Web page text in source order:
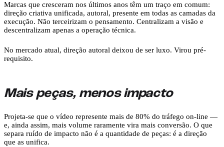
Marcas que cresceram nos últimos anos têm um traço em comum:
direção criativa unificada, autoral, presente em todas as camadas da
execução. Não terceirizam o pensamento. Centralizam a visão e
descentralizam apenas a operação técnica.
No mercado atual, direção autoral deixou de ser luxo. Virou pré-
requisito.
Mais peças, menos impacto
Projeta-se que o vídeo represente mais de 80% do tráfego on-line —
e, ainda assim, mais volume raramente vira mais conversão. O que
separa ruído de impacto não é a quantidade de peças: é a direção
que as unifica.